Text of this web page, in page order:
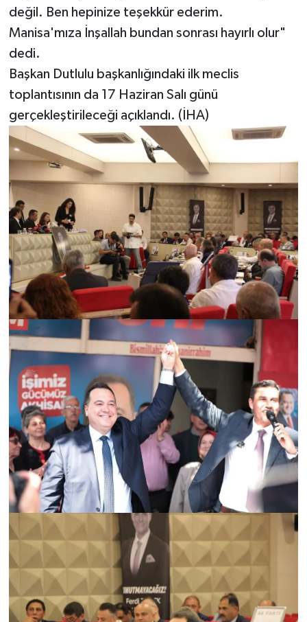
değil. Ben hepinize teşekkür ederim.
Manisa'mıza İnşallah bundan sonrası hayırlı olur"
dedi.
Başkan Dutlulu başkanlığındaki ilk meclis
toplantısının da 17 Haziran Salı günü
gerçekleştirileceği açıklandı. (İHA)